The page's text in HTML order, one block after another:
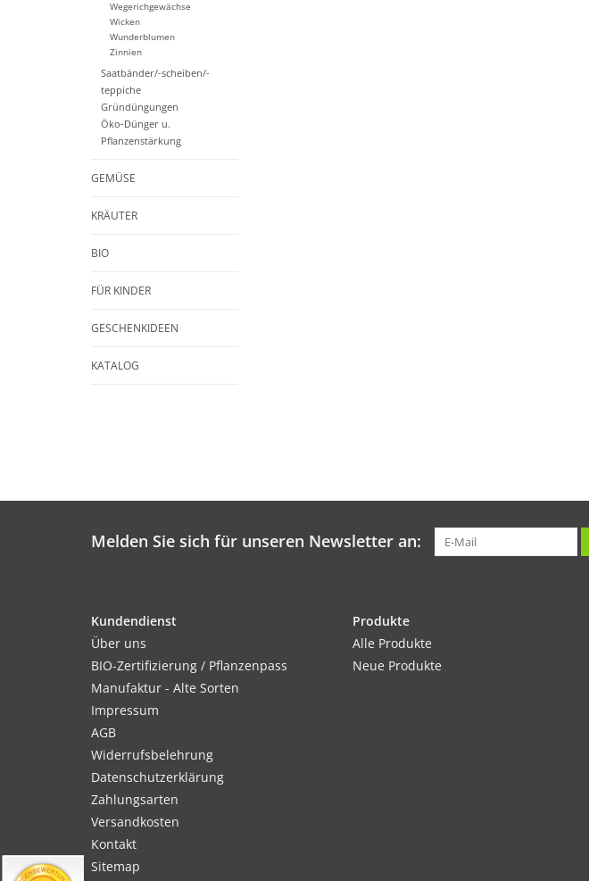
Wegerichgewächse
Wicken
Wunderblumen
Zinnien
Saatbänder/-scheiben/-
teppiche
Gründüngungen
Öko-Dünger u.
Pflanzenstärkung
GEMÜSE
KRÄUTER
BIO
FÜR KINDER
GESCHENKIDEEN
KATALOG
Melden Sie sich für unseren Newsletter an:
Kundendienst
Über uns
BIO-Zertifizierung / Pflanzenpass
Manufaktur - Alte Sorten
Impressum
AGB
Widerrufsbelehrung
Datenschutzerklärung
Zahlungsarten
Versandkosten
Kontakt
Sitemap
Produkte
Alle Produkte
Neue Produkte